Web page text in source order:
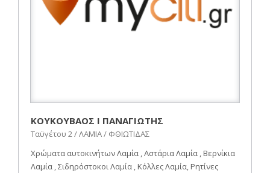
ΚΟΥΚΟΥΒΑΟΣ Ι ΠΑΝΑΓΙΩΤΗΣ
Ταϋγέτου 2 / ΛΑΜΙΑ / ΦΘΙΩΤΙΔΑΣ
Χρώματα αυτοκινήτων Λαμία , Αστάρια Λαμία , Βερνίκια
Λαμία , Σιδηρόστοκοι Λαμία , Κόλλες Λαμία, Ρητίνες